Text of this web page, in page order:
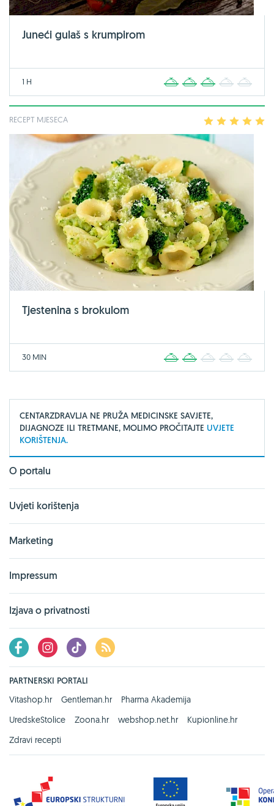
Juneći gulaš s krumpirom
1 H 2 3 4
RECEPT MJESECA 2 3 4
Tjestenina s brokulom
30 MIN 2 3 4
CENTARZDRAVLJA NE PRUŽA MEDICINSKE SAVJETE,
DIJAGNOZE ILI TRETMANE, MOLIMO PROČITAJTE UVJETE
KORIŠTENJA.
O portalu
Uvjeti korištenja
Marketing
Impressum
Izjava o privatnosti
PARTNERSKI PORTALI
Vitashop.hr
Gentleman.hr
Pharma Akademija
UredskeStolice
Zoona.hr webshop.net.hr
Kupionline.hr
Zdravi recepti